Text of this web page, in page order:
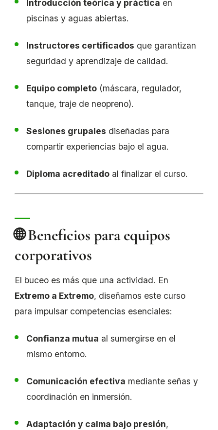
Introducción teórica y práctica en
piscinas y aguas abiertas.
Instructores certificados que garantizan
seguridad y aprendizaje de calidad.
Equipo completo (máscara, regulador,
tanque, traje de neopreno).
Sesiones grupales diseñadas para
compartir experiencias bajo el agua.
Diploma acreditado al finalizar el curso.
🌐 Beneficios para equipos
corporativos
El buceo es más que una actividad. En
Extremo a Extremo, diseñamos este curso
para impulsar competencias esenciales:
Confianza mutua al sumergirse en el
mismo entorno.
Comunicación efectiva mediante señas y
coordinación en inmersión.
Adaptación y calma bajo presión,